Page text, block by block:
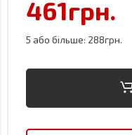
461грн.
5 або більше: 288грн.